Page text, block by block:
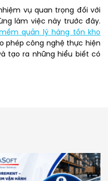
vụ quan trọng đối với
làm việc này trước đây.
quản lý hàng tồn kho
phép công nghệ thực hiện
tạo ra những hiểu biết có